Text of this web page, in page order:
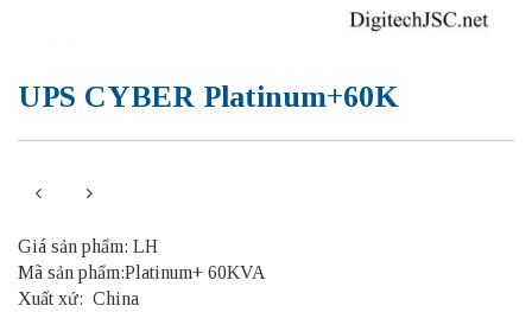
UPS CYBER Platinum+60K
Giá sản phẩm: LH
Mã sản phẩm:Platinum+ 60KVA
Xuất xứ: China